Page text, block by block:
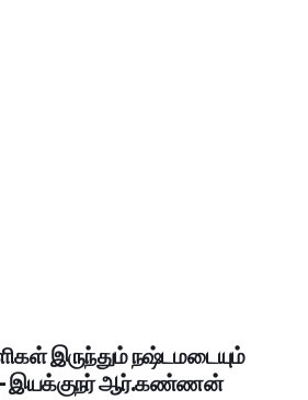
இருந்தும் நஷ்டமடையும்
– இயக்குநர் ஆர்.கண்ணன்